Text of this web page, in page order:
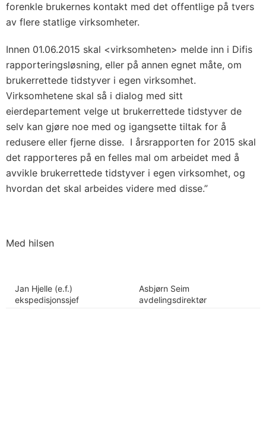
forenkle brukernes kontakt med det offentlige på tvers
av flere statlige virksomheter.
Innen 01.06.2015 skal <virksomheten> melde inn i Difis
rapporteringsløsning, eller på annen egnet måte, om
brukerrettede tidstyver i egen virksomhet.
Virksomhetene skal så i dialog med sitt
eierdepartement velge ut brukerrettede tidstyver de
selv kan gjøre noe med og igangsette tiltak for å
redusere eller fjerne disse. I årsrapporten for 2015 skal
det rapporteres på en felles mal om arbeidet med å
avvikle brukerrettede tidstyver i egen virksomhet, og
hvordan det skal arbeides videre med disse.”
Med hilsen
Jan Hjelle (e.f.)
ekspedisjonssjef
Asbjørn Seim
avdelingsdirektør